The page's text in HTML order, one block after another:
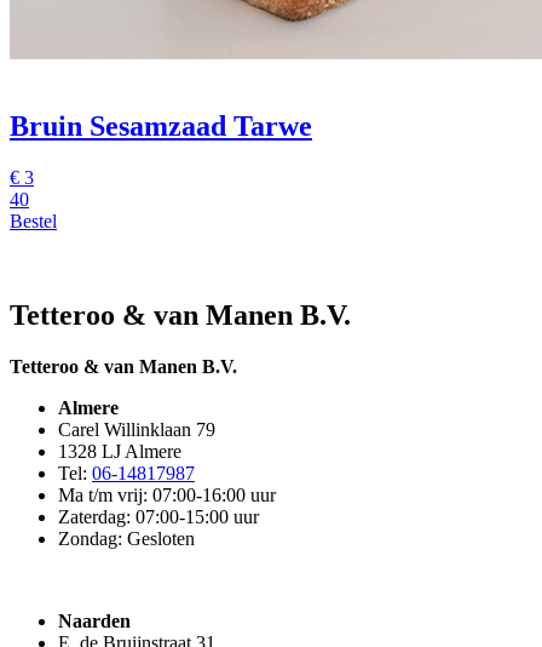
Bruin Sesamzaad Tarwe
€ 3
40
Bestel
Tetteroo & van Manen B.V.
Tetteroo & van Manen B.V.
Almere
Carel Willinklaan 79
1328 LJ Almere
Tel: 06-14817987
Ma t/m vrij: 07:00-16:00 uur
Zaterdag: 07:00-15:00 uur
Zondag: Gesloten
Naarden